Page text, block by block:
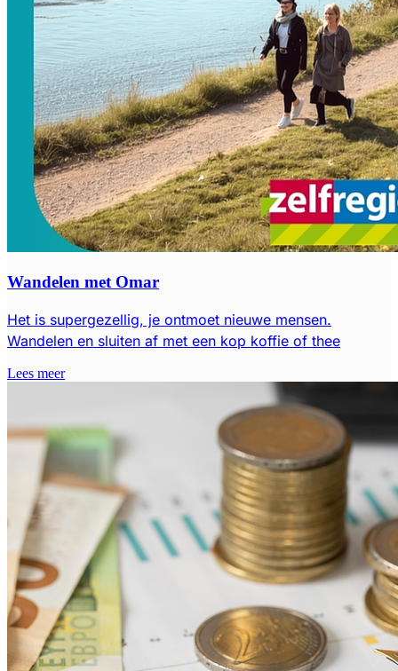
Wandelen met Omar
Het is supergezellig, je ontmoet nieuwe mensen.
Wandelen en sluiten af met een kop koffie of thee
Lees meer